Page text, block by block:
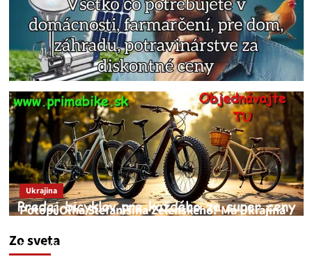
Zo sveta
Ukrajina
Potopí Oľha Stefanišina Zelenského? Má Ukrajina
JNS